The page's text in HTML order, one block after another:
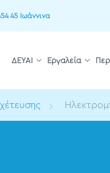
45 Ιωάννινα
ΔΕΥΑΙ Εργαλεία